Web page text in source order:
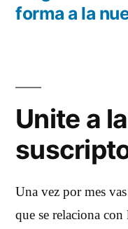
entradas
forma a la
Unite a
Una vez por mes
que se relaciona